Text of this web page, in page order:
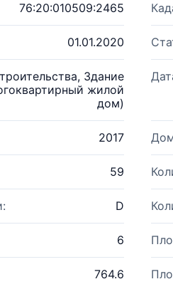
76:20:010509:2465
01.01.2020
Здание
жилой
дом)
2017
59
D
6
764.6